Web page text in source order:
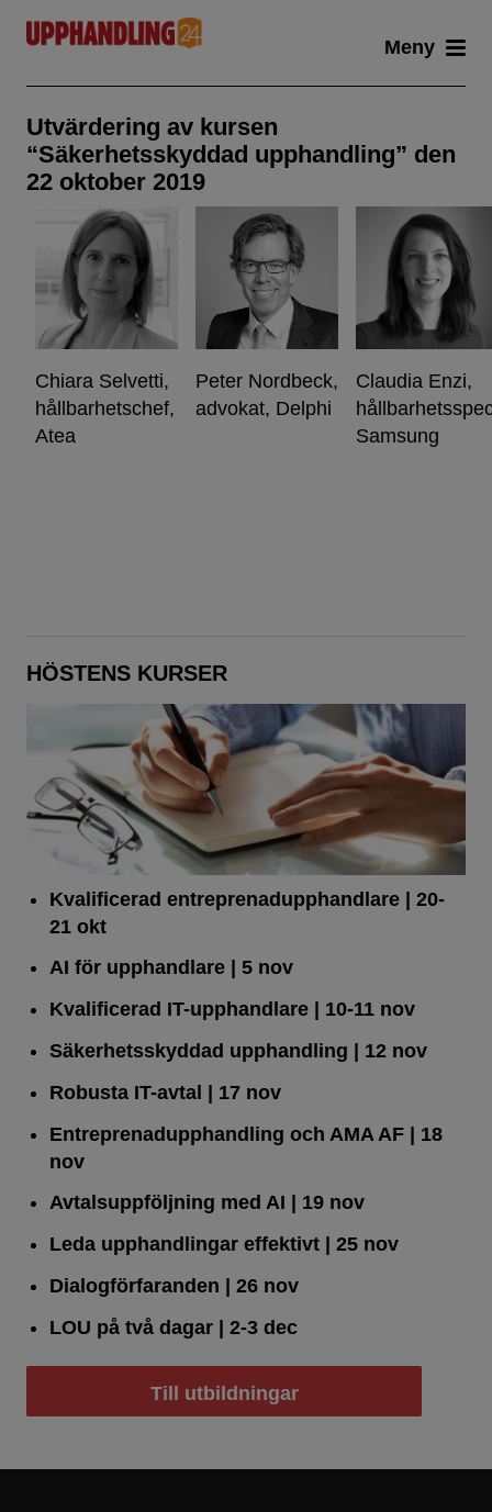
content
Meny
Utvärdering av kursen
“Säkerhetsskyddad upphandling” den
22 oktober 2019
Chiara Selvetti,
hållbarhetschef,
Atea
Peter Nordbeck,
advokat, Delphi
Claudia Enzi,
Samsung
HÖSTENS KURSER
Kvalificerad entreprenad­upphandlare | 20-
21 okt
AI för upphandlare| 5 nov
Kvalificerad IT-upphandlare| 10-11 nov
Säkerhetsskyddad upphandling | 12 nov
Robusta IT-avtal | 17 nov
Entreprenadupphandling och AMA AF| 18
nov
Avtalsuppföljning med AI | 19 nov
Leda upphandlingar effektivt| 25 nov
Dialogförfaranden | 26 nov
LOU på två dagar| 2-3 dec
Till utbildningar